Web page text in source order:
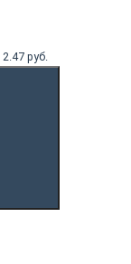
2.47 руб.